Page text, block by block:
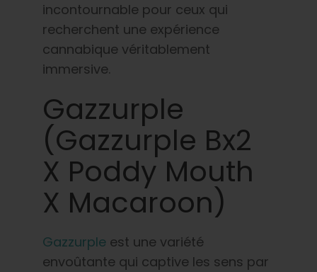
incontournable pour ceux qui
recherchent une expérience
cannabique véritablement
immersive.
Gazzurple
(Gazzurple Bx2
X Poddy Mouth
X Macaroon)
Gazzurple est une variété
envoûtante qui captive les sens par